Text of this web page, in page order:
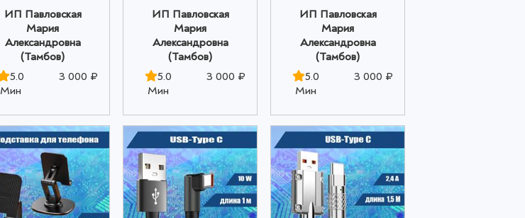
ИП Павловская
Мария
Александровна
(Тамбов)
5.0
Мин
3 000 ₽
ИП Павловская
Мария
Александровна
(Тамбов)
5.0
Мин
3 000 ₽
ИП Павловская
Мария
Александровна
(Тамбов)
5.0
Мин
3 000 ₽